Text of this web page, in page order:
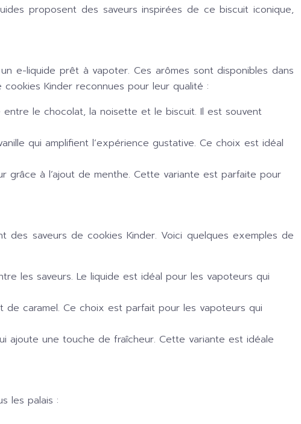
proposent des saveurs inspirées de ce biscuit iconique,
e-liquide prêt à vapoter. Ces arômes sont disponibles dans
Kinder reconnues pour leur qualité :
le chocolat, la noisette et le biscuit. Il est souvent
qui amplifient l’expérience gustative. Ce choix est idéal
grâce à l’ajout de menthe. Cette variante est parfaite pour
saveurs de cookies Kinder. Voici quelques exemples de
les saveurs. Le liquide est idéal pour les vapoteurs qui
caramel. Ce choix est parfait pour les vapoteurs qui
ajoute une touche de fraîcheur. Cette variante est idéale
les palais :